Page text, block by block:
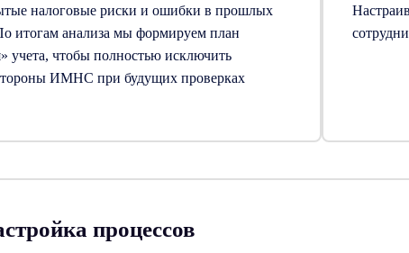
налоговые риски и ошибки в прошлых
итогам анализа мы формируем план
учета, чтобы полностью исключить
ИМНС при будущих проверках
процессов